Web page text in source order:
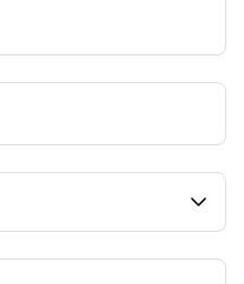
California, US